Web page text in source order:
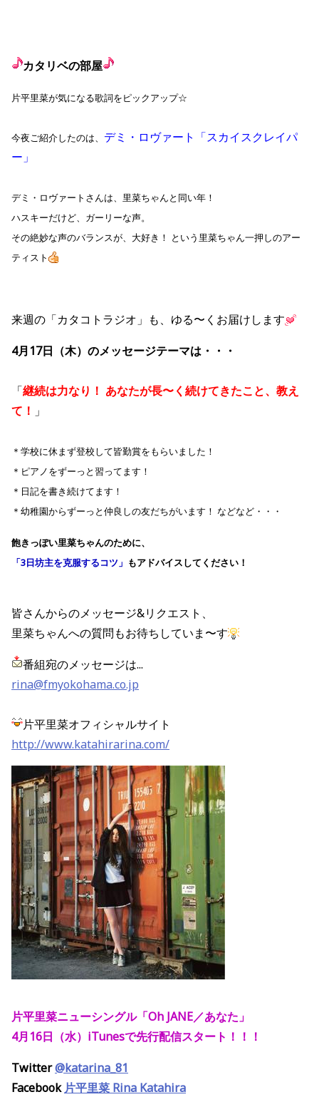
カタリベの部屋
片平里菜が気になる歌詞をピックアップ☆
今夜ご紹介したのは、 デミ・ロヴァート「スカイスクレイパ
ー」
デミ・ロヴァートさんは、里菜ちゃんと同い年！
ハスキーだけど、ガーリーな声。
その絶妙な声のバランスが、大好き！ という里菜ちゃん一押しのアー
ティスト
来週の「カタコトラジオ」も、ゆる〜くお届けします
4月17日（木）のメッセージテーマは・・・
「継続は力なり！ あなたが長〜く続けてきたこと、教え
て！ 」
＊学校に休まず登校して皆勤賞をもらいました！
＊ピアノをずーっと習ってます！
＊日記を書き続けてます！
＊幼稚園からずーっと仲良しの友だちがいます！ などなど・・・
飽きっぽい里菜ちゃんのために、
「3日坊主を克服するコツ」 もアドバイスしてください！
皆さんからのメッセージ&リクエスト、
里菜ちゃんへの質問もお待ちしていま〜す
番組宛のメッセージは...
rina@fmyokohama.co.jp
片平里菜オフィシャルサイト
http://www.katahirarina.com/
片平里菜ニューシングル「Oh JANE／あなた」
4月16日（水）iTunesで先行配信スタート！！！
Twitter@katarina_81
Facebook 片平里菜 Rina Katahira